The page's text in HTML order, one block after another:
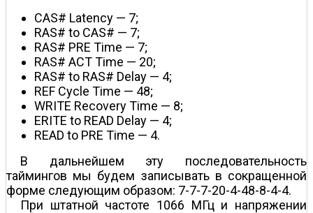
CAS# Latency — 7;
RAS# to CAS# — 7;
RAS# PRE Time — 7;
RAS# ACT Time — 20;
RAS# to RAS# Delay — 4;
REF Cycle Time — 48;
WRITE Recovery Time — 8;
ERITE to READ Delay — 4;
READ to PRE Time — 4.
В дальнейшем эту последовательность
таймингов мы будем записывать в сокращенной
форме следующим образом: 7-7-7-20-4-48-8-4-4.
При штатной частоте 1066 МГц и напряжении